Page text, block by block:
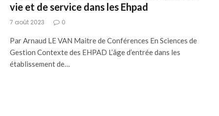
vie et de service dans les Ehpad
7 août 2023 0
Par Arnaud LE VAN Maitre de Conférences En Sciences de
Gestion Contexte des EHPAD L’âge d’entrée dans les
établissement de…